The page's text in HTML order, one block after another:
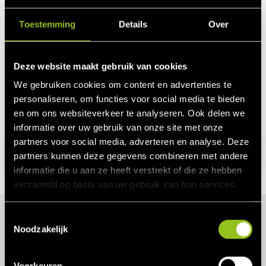
Toestemming Details Over
Deze website maakt gebruik van cookies
We gebruiken cookies om content en advertenties te
personaliseren, om functies voor social media te bieden
en om ons websiteverkeer te analyseren. Ook delen we
informatie over uw gebruik van onze site met onze
partners voor social media, adverteren en analyse. Deze
partners kunnen deze gegevens combineren met andere
informatie die u aan ze heeft verstrekt of die ze hebben
verzameld op basis van uw gebruik van hun services.
Noodzakelijk
hoeveelheid te komen. Vervolgens plaatst TenneT de
geselecteerde aanbieders op een tweede lijst voor aFRR en
TSO eerst de goedkoopste leveranciers. Verdere biedingen
een bijkomende activatievergoeding voor de aanbieders
van aFRR en mFRR bij elke afroep.
Vraag nu uw vrijblijvende inkomensberekening
aan
Next Portal